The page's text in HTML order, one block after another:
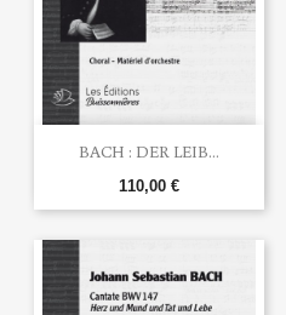
BACH : DER LEIB...
110,00 €